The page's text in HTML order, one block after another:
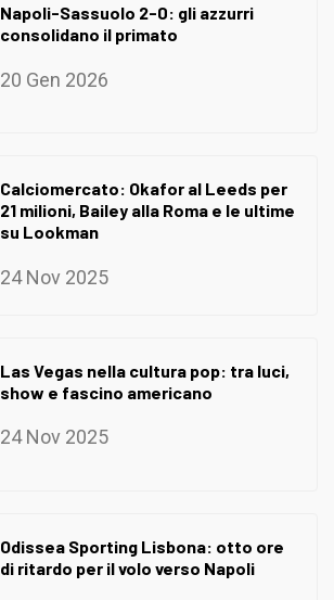
Napoli-Sassuolo 2-0: gli azzurri
consolidano il primato
20 Gen 2026
Calciomercato: Okafor al Leeds per
21 milioni, Bailey alla Roma e le ultime
su Lookman
24 Nov 2025
Las Vegas nella cultura pop: tra luci,
show e fascino americano
24 Nov 2025
Odissea Sporting Lisbona: otto ore
di ritardo per il volo verso Napoli